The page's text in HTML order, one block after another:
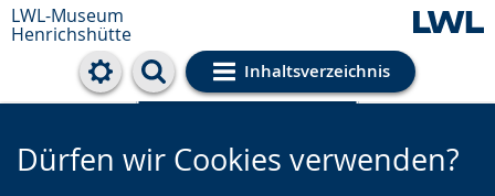
LWL-Museum
Henrichshütte
Inhaltsverzeichnis
Cookie-Einstellungen
Dürfen wir Cookies verwenden?